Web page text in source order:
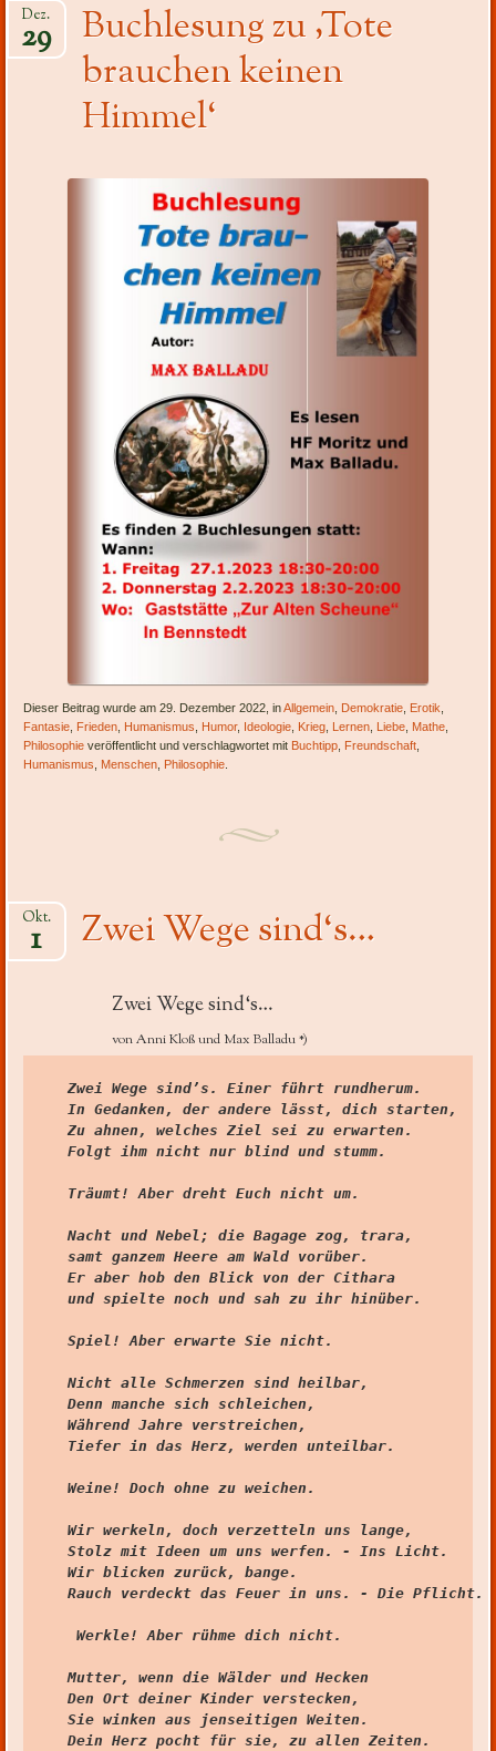
Buchlesung zu ‚Tote
brauchen keinen
Himmel‘
Dez.
29
Dieser Beitrag wurde am 29. Dezember 2022, inAllgemein Demokratie Erotik
Fantasie Frieden Humanismus Humor, Ideologie Krieg Lernen Liebe Mathe
Philosophie veröffentlicht und verschlagwortet mit Buchtipp Freundschaft
Humanismus
Menschen Philosophie
Zwei Wege sind‘s…
Okt.
1
Zwei Wege sind‘s…
von Anni Kloß und Max Balladu *)
Zwei Wege sind’s. Einer führt rundherum.
In Gedanken, der andere lässt, dich starten,
Zu ahnen, welches Ziel sei zu erwarten.
Folgt ihm nicht nur blind und stumm.
Träumt! Aber dreht Euch nicht um.
Nacht und Nebel; die Bagage zog, trara,
samt ganzem Heere am Wald vorüber.
Er aber hob den Blick von der Cithara
und spielte noch und sah zu ihr hinüber.
Spiel! Aber erwarte Sie nicht.
Nicht alle Schmerzen sind heilbar,
Denn manche sich schleichen,
Während Jahre verstreichen,
Tiefer in das Herz, werden unteilbar.
Weine! Doch ohne zu weichen.
Wir werkeln, doch verzetteln uns lange,
Stolz mit Ideen um uns werfen. - Ins Licht.
Wir blicken zurück, bange.
Rauch verdeckt das Feuer in uns. - Die Pflicht.
Werkle! Aber rühme dich nicht.
Mutter, wenn die Wälder und Hecken
Den Ort deiner Kinder verstecken,
Sie winken aus jenseitigen Weiten.
Dein Herz pocht für sie, zu allen Zeiten.